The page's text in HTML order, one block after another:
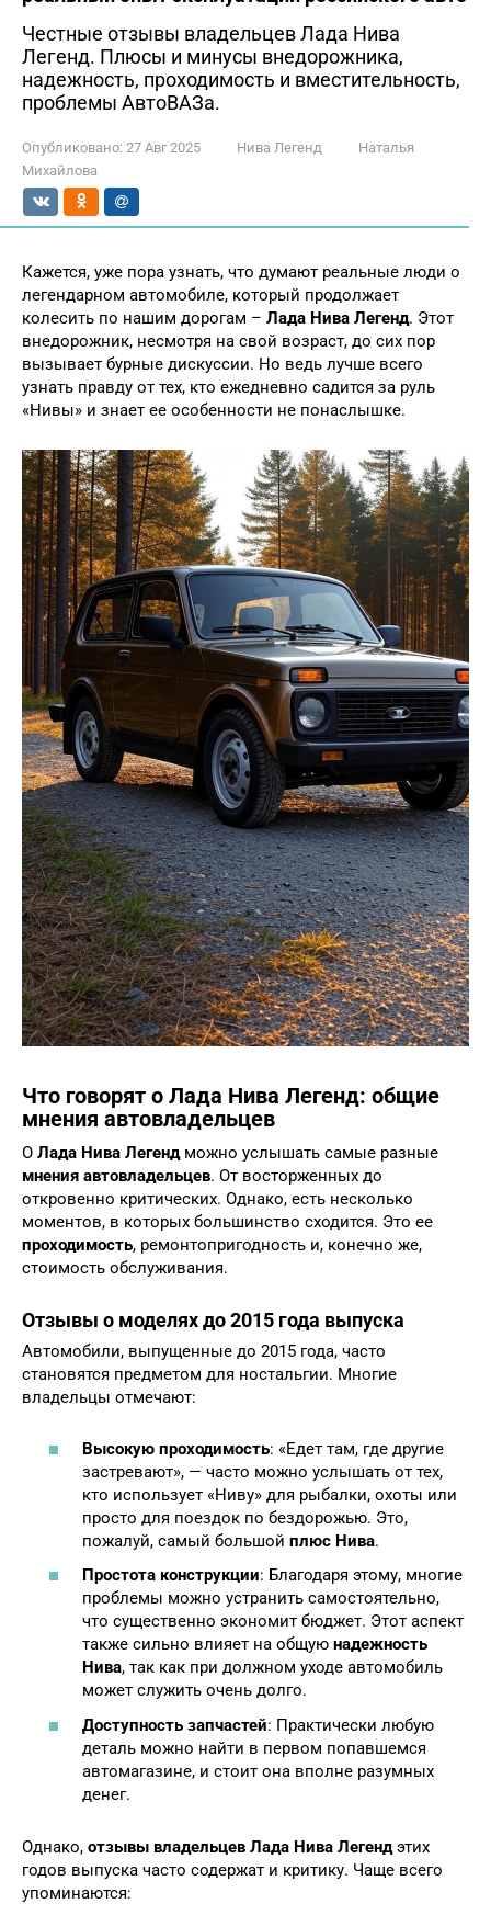
Честные отзывы владельцев Лада Нива
Легенд. Плюсы и минусы внедорожника,
надежность, проходимость и вместительность,
проблемы АвтоВАЗа.
Опубликовано: 27 Авг 2025 Нива Легенд
Наталья
Михайлова
Кажется, уже пора узнать, что думают реальные люди о
легендарном автомобиле, который продолжает
колесить по нашим дорогам – Лада Нива Легенд. Этот
внедорожник, несмотря на свой возраст, до сих пор
вызывает бурные дискуссии. Но ведь лучше всего
узнать правду от тех, кто ежедневно садится за руль
«Нивы» и знает ее особенности не понаслышке.
Что говорят о Лада Нива Легенд: общие
мнения автовладельцев
О Лада Нива Легендможно услышать самые разные
мнения автовладельцев. От восторженных до
откровенно критических. Однако, есть несколько
моментов, в которых большинство сходится. Это ее
проходимость, ремонтопригодность и, конечно же,
стоимость обслуживания.
Отзывы о моделях до 2015 года выпуска
Автомобили, выпущенные до 2015 года, часто
становятся предметом для ностальгии. Многие
владельцы отмечают:
Высокую проходимость: «Едет там, где другие
застревают», — часто можно услышать от тех,
кто использует «Ниву» для рыбалки, охоты или
просто для поездок по бездорожью. Это,
пожалуй, самый большой плюс Нива.
Простота конструкции: Благодаря этому, многие
проблемы можно устранить самостоятельно,
что существенно экономит бюджет. Этот аспект
также сильно влияет на общую надежность
Нива, так как при должном уходе автомобиль
может служить очень долго.
Доступность запчастей: Практически любую
деталь можно найти в первом попавшемся
автомагазине, и стоит она вполне разумных
денег.
Однако, отзывы владельцев Лада Нива Легендэтих
годов выпуска часто содержат и критику. Чаще всего
упоминаются: